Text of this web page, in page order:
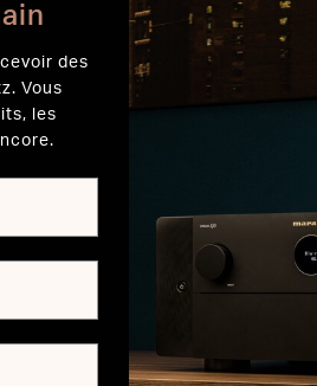
des
Vous
les